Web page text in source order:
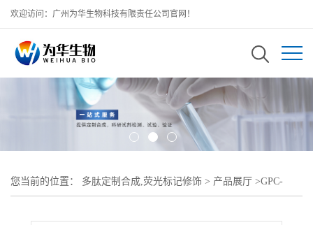
欢迎访问：广州为华生物科技有限责任公司官网！
您当前的位置： 多肽定制合成,荧光标记修饰 > 产品展厅 >GPC-